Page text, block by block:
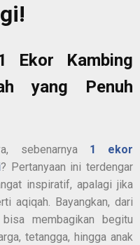
Ekor Kambing
yang Penuh
sebenarnya 1 ekor
? Pertanyaan ini terdengar
inspiratif, apalagi jika
aqiqah. Bayangkan, dari
membagikan begitu
tetangga, hingga anak